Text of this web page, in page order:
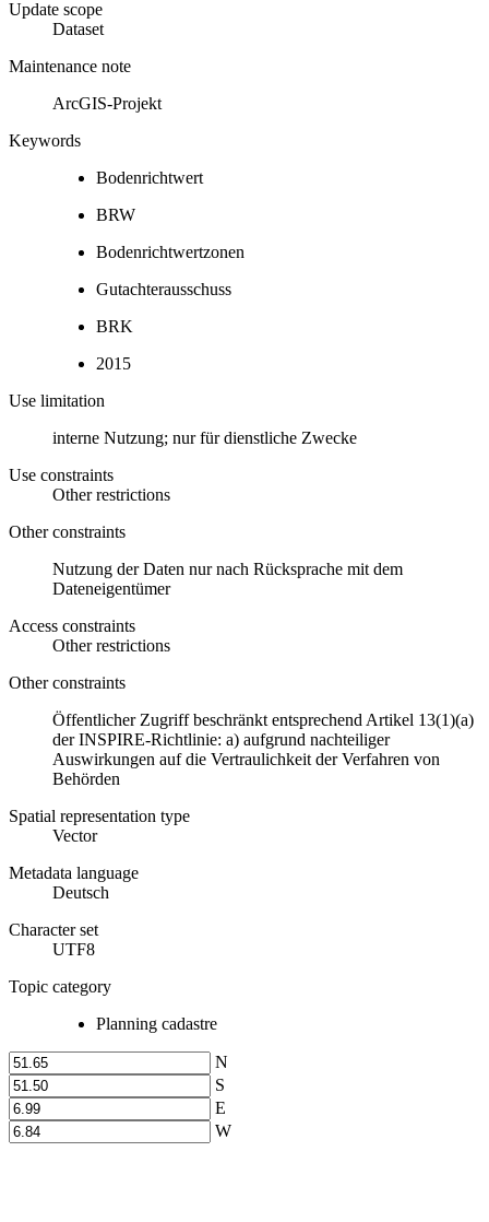
Update scope
Dataset
Maintenance note
ArcGIS-Projekt
Keywords
Bodenrichtwert
BRW
Bodenrichtwertzonen
Gutachterausschuss
BRK
2015
Use limitation
interne Nutzung; nur für dienstliche Zwecke
Use constraints
Other restrictions
Other constraints
Nutzung der Daten nur nach Rücksprache mit dem
Dateneigentümer
Access constraints
Other restrictions
Other constraints
Öffentlicher Zugriff beschränkt entsprechend Artikel 13(1)(a)
der INSPIRE-Richtlinie: a) aufgrund nachteiliger
Auswirkungen auf die Vertraulichkeit der Verfahren von
Behörden
Spatial representation type
Vector
Metadata language
Deutsch
Character set
UTF8
Topic category
Planning cadastre
N
S
E
W